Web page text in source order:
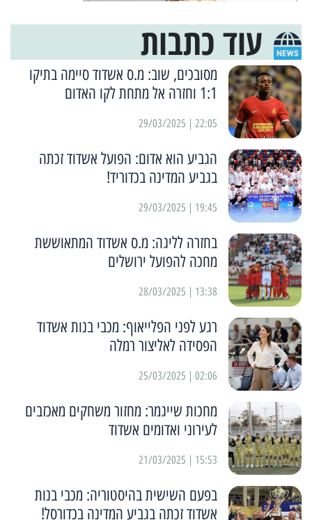
עוד כתבות
מסובכים, שוב: מ.ס אשדוד סיימה בתיקו
1:1 וחזרה אל מתחת לקו האדום
22:05 | 29/03/2025
הגביע הוא אדום: הפועל אשדוד זכתה
בגביע המדינה בכדוריד!
19:45 | 29/03/2025
בחזרה לליגה: מ.ס אשדוד המתאוששת
מחכה להפועל ירושלים
13:38 | 28/03/2025
רגע לפני הפלייאוף: מכבי בנות אשדוד
הפסידה לאליצור רמלה
02:06 | 25/03/2025
מחכות שייגמר: מחזור משחקים מאכזבים
לעירוני ואדומים אשדוד
15:53 | 21/03/2025
בפעם השישית בהיסטוריה: מכבי בנות
אשדוד זכתה בגביע המדינה בכדורסל!